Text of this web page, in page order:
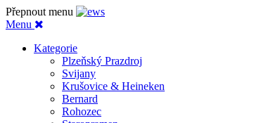
Přepnout menu
Menu
Kategorie
Plzeňský Prazdroj
Svijany
Krušovice & Heineken
Bernard
Rohozec